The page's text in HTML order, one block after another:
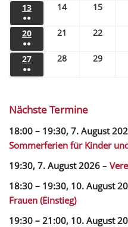
13
●●
14 15
20
●●
21 22
27
●●
28 29
Nächste Termine
18:00 – 19:30, 7. August
Sommerferien für Kinder
19:30, 7. August 2026 –
18:30 – 19:30, 10. August
Frauen (Einstieg)
19:30 – 21:00, 10. August